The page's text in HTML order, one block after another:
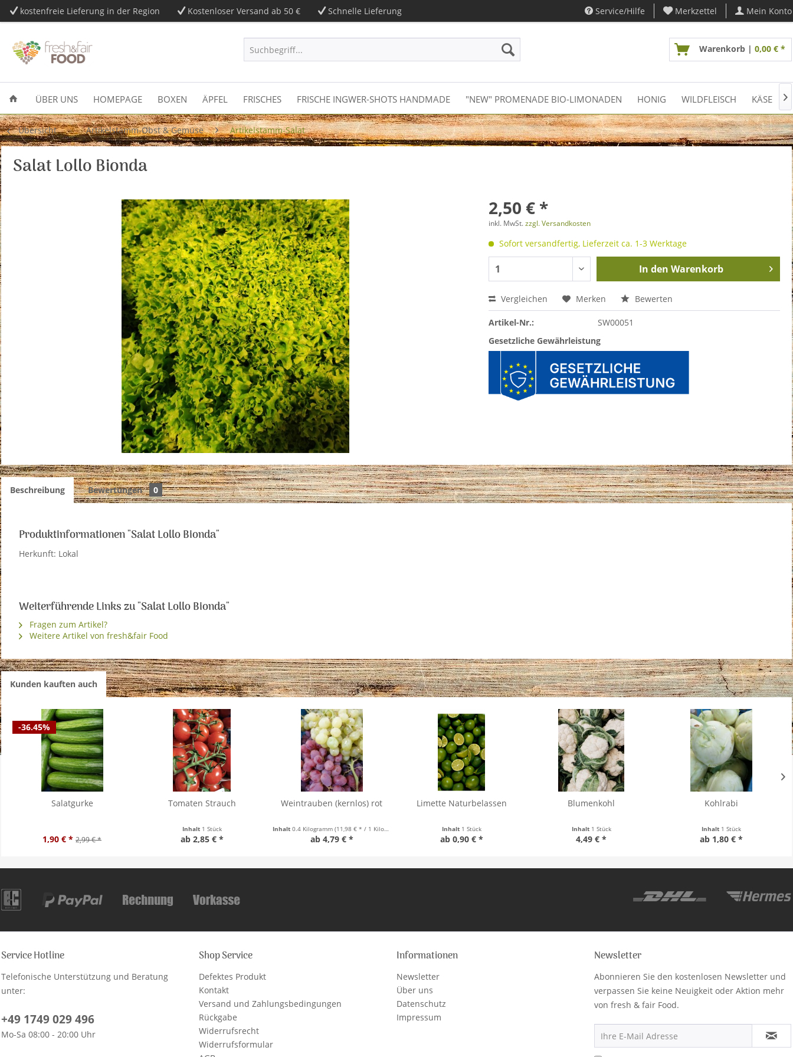
kostenfreie Lieferung in der Region Kostenloser Versand ab 50 € Schnelle Lieferung Service/Hilfe Merkzettel Mein Konto
Warenkorb | 0,00 € *
ÜBER UNS HOMEPAGE BOXEN ÄPFEL FRISCHES FRISCHE INGWER-SHOTS HANDMADE "NEW" PROMENADE BIO-LIMONADEN HONIG WILDFLEISCH KÄSE 
Übersicht Artikelstamm-Obst & Gemüse Artikelstamm-Salat
Salat Lollo Bionda
2,50 € *
inkl. MwSt.zzgl. Versandkosten
Sofort versandfertig, Lieferzeit ca. 1-3 Werktage
In den Warenkorb
Vergleichen Merken Bewerten
Artikel-Nr.:
SW00051
Gesetzliche Gewährleistung
Beschreibung Bewertungen 0
Produktinformationen "Salat Lollo Bionda"
Herkunft: Lokal
Weiterführende Links zu "Salat Lollo Bionda"
Fragen zum Artikel?
Weitere Artikel von fresh&fair Food
Kunden kauften auch
-36.45%
Salatgurke
1,90 € * 2,99 € *
Tomaten Strauch
Inhalt 1 Stück
ab 2,85 € *
Weintrauben (kernlos) rot
Inhalt 0.4 Kilogramm (11,98 € * / 1 Kilogramm)
ab 4,79 € *
Limette Naturbelassen
Inhalt 1 Stück
ab 0,90 € *
Blumenkohl
Inhalt 1 Stück
4,49 € *
Kohlrabi
Inhalt 1 Stück
ab 1,80 € *
Service Hotline
Telefonische Unterstützung und Beratung
unter:
+49 1749 029 496
Mo-Sa 08:00 - 20:00 Uhr
Shop Service
Defektes Produkt
Kontakt
Versand und Zahlungsbedingungen
Rückgabe
Widerrufsrecht
Widerrufsformular
Informationen
Newsletter
Über uns
Datenschutz
Impressum
Newsletter
Abonnieren Sie den kostenlosen Newsletter und
verpassen Sie keine Neuigkeit oder Aktion mehr
von fresh & fair Food.